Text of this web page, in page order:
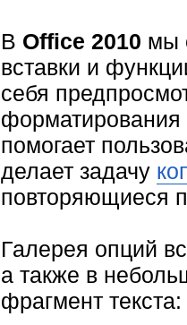
В Office 2010 мы
вставки и
себя
форматирования
помогает
делает задачу
повторяющиеся
Галерея опций
а также в
фрагмент текста: